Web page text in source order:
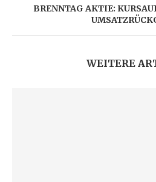
BRENNTAG AKTIE:
WEITERE